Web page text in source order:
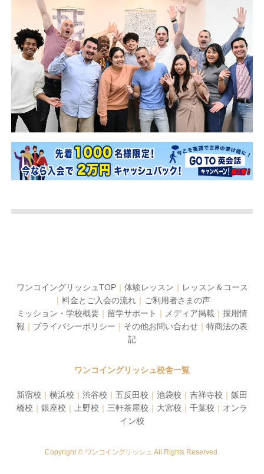
ワンコイングリッシュTOP｜ 体験レッスン ｜ レッスン＆コース
｜ 料金とご入会の流れ ｜ ご利用者さまの声
ミッション・学校概要 ｜ 留学サポート ｜ メディア掲載 ｜ 採用情
報 ｜ プライバシーポリシー ｜ その他お問い合わせ ｜ 特商法の表
記
ワンコイングリッシュ校舎一覧
新宿校 ｜ 横浜校 ｜ 渋谷校 ｜ 五反田校 ｜ 池袋校 ｜ 吉祥寺校 ｜ 飯田
橋校 ｜ 銀座校 ｜ 上野校 ｜ 三軒茶屋校 ｜ 大宮校 ｜ 千葉校 ｜ オンラ
イン校
Copyright © ワンコイングリッシュ All Rights Reserved.